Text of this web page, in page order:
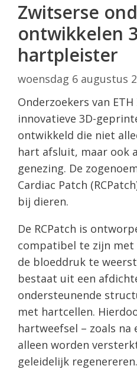
Zwitserse
ontwikkelen
hartpleister
woensdag 6 augustus
Onderzoekers van
innovatieve 3D-
ontwikkeld die niet
hart afsluit, maar ook
genezing. De
Cardiac Patch
bij dieren.
De RCPatch is
compatibel te zijn
de bloeddruk te
bestaat uit een
ondersteunende
met hartcellen.
hartweefsel – zoals na
alleen worden
geleidelijk regenereren.